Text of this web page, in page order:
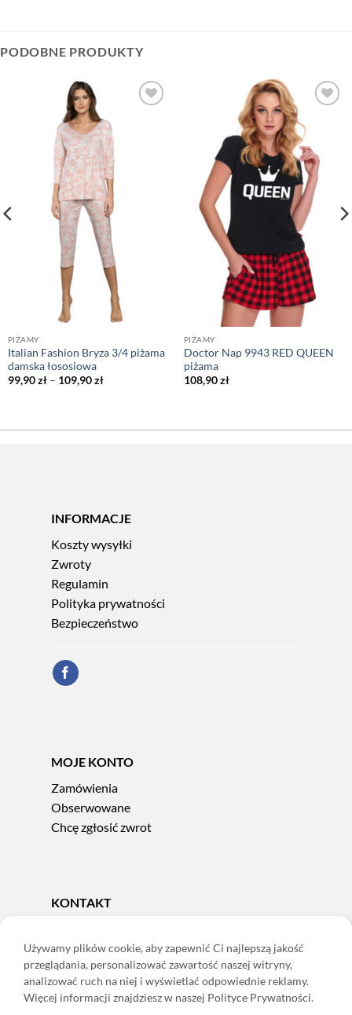
PODOBNE PRODUKTY
PIŻAMY
Italian Fashion Bryza 3/4 piżama
damska łososiowa
99,90zł – 109,90złZakres
109,90 zł
PIŻAMY
Doctor Nap 9943 RED QUEEN
piżama
108,90zł
INFORMACJE
Koszty wysyłki
Zwroty
Regulamin
Polityka prywatności
Bezpieczeństwo
MOJE KONTO
Zamówienia
Obserwowane
Chcę zgłosić zwrot
KONTAKT
e-mail:sklep@adoris.pl
poniedziałek - piątek 8:00-16:00
Adoris Dorota Święcka
Używamy plików cookie, aby zapewnić Ci najlepszą jakość
przeglądania, personalizować zawartość naszej witryny,
analizować ruch na niej i wyświetlać odpowiednie reklamy.
Więcej informacji znajdziesz w naszej Polityce Prywatności.